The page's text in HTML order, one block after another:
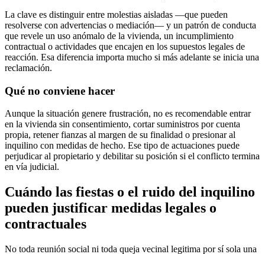
La clave es distinguir entre molestias aisladas —que pueden
resolverse con advertencias o mediación— y un patrón de conducta
que revele un uso anómalo de la vivienda, un incumplimiento
contractual o actividades que encajen en los supuestos legales de
reacción. Esa diferencia importa mucho si más adelante se inicia una
reclamación.
Qué no conviene hacer
Aunque la situación genere frustración, no es recomendable entrar
en la vivienda sin consentimiento, cortar suministros por cuenta
propia, retener fianzas al margen de su finalidad o presionar al
inquilino con medidas de hecho. Ese tipo de actuaciones puede
perjudicar al propietario y debilitar su posición si el conflicto termina
en vía judicial.
Cuándo las fiestas o el ruido del inquilino
pueden justificar medidas legales o
contractuales
No toda reunión social ni toda queja vecinal legitima por sí sola una